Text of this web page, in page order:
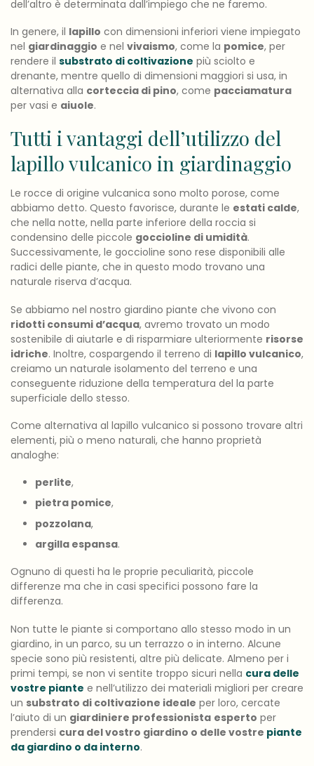
dell’altro è determinata dall’impiego che ne faremo.
In genere, il lapillo con dimensioni inferiori viene impiegato
nel giardinaggio e nel vivaismo, come la pomice, per
rendere il substrato di coltivazione più sciolto e
drenante, mentre quello di dimensioni maggiori si usa, in
alternativa alla corteccia di pino, come pacciamatura
per vasi e aiuole.
Tutti i vantaggi dell’utilizzo del
lapillo vulcanico in giardinaggio
Le rocce di origine vulcanica sono molto porose, come
abbiamo detto. Questo favorisce, durante le estati calde,
che nella notte, nella parte inferiore della roccia si
condensino delle piccole goccioline di umidità.
Successivamente, le goccioline sono rese disponibili alle
radici delle piante, che in questo modo trovano una
naturale riserva d’acqua.
Se abbiamo nel nostro giardino piante che vivono con
ridotti consumi d’acqua, avremo trovato un modo
sostenibile di aiutarle e di risparmiare ulteriormente risorse
idriche. Inoltre, cospargendo il terreno di lapillo vulcanico,
creiamo un naturale isolamento del terreno e una
conseguente riduzione della temperatura del la parte
superficiale dello stesso.
Come alternativa al lapillo vulcanico si possono trovare altri
elementi, più o meno naturali, che hanno proprietà
analoghe:
perlite,
pietra pomice,
pozzolana,
argilla espansa.
Ognuno di questi ha le proprie peculiarità, piccole
differenze ma che in casi specifici possono fare la
differenza.
Non tutte le piante si comportano allo stesso modo in un
giardino, in un parco, su un terrazzo o in interno. Alcune
specie sono più resistenti, altre più delicate. Almeno per i
primi tempi, se non vi sentite troppo sicuri nella cura delle
vostre piante e nell’utilizzo dei materiali migliori per creare
un substrato di coltivazione ideale per loro, cercate
l’aiuto di un giardiniere professionista esperto per
prendersi cura del vostro giardino o delle vostre piante
da giardino o da interno.